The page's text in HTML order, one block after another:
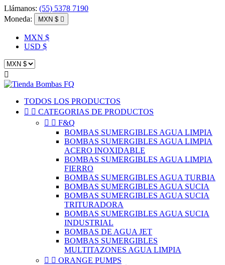
Llámanos: (55) 5378 7190
Moneda:
MXN $ 
MXN $
USD $

TODOS LOS PRODUCTOS
  CATEGORIAS DE PRODUCTOS
  F&Q
BOMBAS SUMERGIBLES AGUA LIMPIA
BOMBAS SUMERGIBLES AGUA LIMPIA
ACERO INOXIDABLE
BOMBAS SUMERGIBLES AGUA LIMPIA
FIERRO
BOMBAS SUMERGIBLES AGUA TURBIA
BOMBAS SUMERGIBLES AGUA SUCIA
BOMBAS SUMERGIBLES AGUA SUCIA
TRITURADORA
BOMBAS SUMERGIBLES AGUA SUCIA
INDUSTRIAL
BOMBAS DE AGUA JET
BOMBAS SUMERGIBLES
MULTITAZONES AGUA LIMPIA
  ORANGE PUMPS